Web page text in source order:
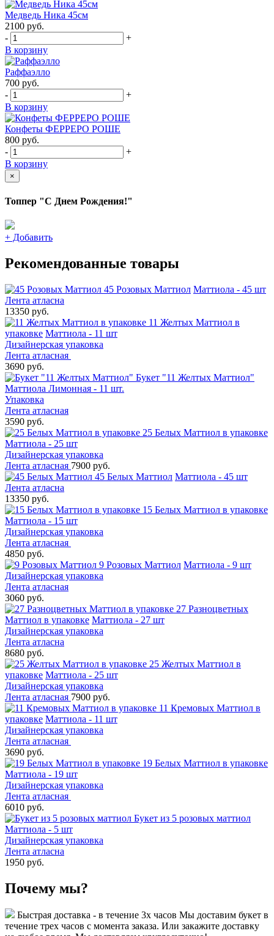
Медведь Ника 45см
2100 руб.
-
+
В корзину
Раффаэлло
700 руб.
-
+
В корзину
Конфеты ФЕРРЕРО РОШЕ
800 руб.
-
+
В корзину
×
Топпер "С Днем Рождения!"
+ Добавить
Рекомендованные товары
45 Розовых Маттиол Маттиола - 45 шт
Лента атласна
13350 руб.
11 Желтых Маттиол в
упаковке Маттиола - 11 шт
Дизайнерская упаковка
Лента атласная
3690 руб.
Букет "11 Желтых Маттиол"
Маттиола Лимонная - 11 шт.
Упаковка
Лента атласная
3590 руб.
25 Белых Маттиол в упаковке
Маттиола - 25 шт
Дизайнерская упаковка
Лента атласная 7900 руб.
45 Белых Маттиол Маттиола - 45 шт
Лента атласна
13350 руб.
15 Белых Маттиол в упаковке
Маттиола - 15 шт
Дизайнерская упаковка
Лента атласная
4850 руб.
9 Розовых Маттиол Маттиола - 9 шт
Дизайнерская упаковка
Лента атласная
3060 руб.
27 Разноцветных
Маттиол в упаковке Маттиола - 27 шт
Дизайнерская упаковка
Лента атласна
8680 руб.
25 Желтых Маттиол в
упаковке Маттиола - 25 шт
Дизайнерская упаковка
Лента атласная 7900 руб.
11 Кремовых Маттиол в
упаковке Маттиола - 11 шт
Дизайнерская упаковка
Лента атласная
3690 руб.
19 Белых Маттиол в упаковке
Маттиола - 19 шт
Дизайнерская упаковка
Лента атласная
6010 руб.
Букет из 5 розовых маттиол
Маттиола - 5 шт
Дизайнерская упаковка
Лента атласна
1950 руб.
Почему мы?
Быстрая доставка - в течение 3х часов Мы доставим букет в
течение трех часов с момента заказа. Или закажите доставку